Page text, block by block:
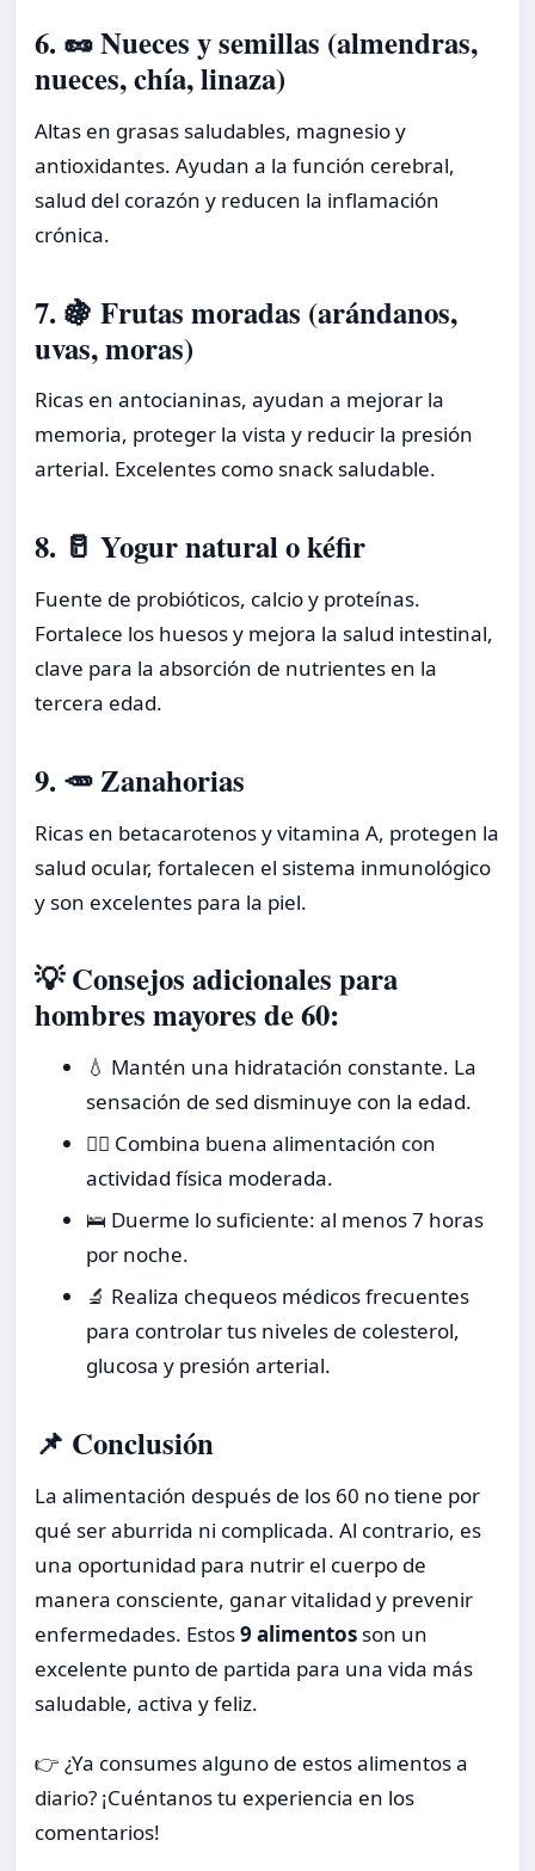
6. 🥜 Nueces y semillas (almendras,
nueces, chía, linaza)
Altas en grasas saludables, magnesio y
antioxidantes. Ayudan a la función cerebral,
salud del corazón y reducen la inflamación
crónica.
7. 🍇 Frutas moradas (arándanos,
uvas, moras)
Ricas en antocianinas, ayudan a mejorar la
memoria, proteger la vista y reducir la presión
arterial. Excelentes como snack saludable.
8. 🥛 Yogur natural o kéfir
Fuente de probióticos, calcio y proteínas.
Fortalece los huesos y mejora la salud intestinal,
clave para la absorción de nutrientes en la
tercera edad.
9. 🥕 Zanahorias
Ricas en betacarotenos y vitamina A, protegen la
salud ocular, fortalecen el sistema inmunológico
y son excelentes para la piel.
💡 Consejos adicionales para
hombres mayores de 60:
💧 Mantén una hidratación constante. La
sensación de sed disminuye con la edad.
🚶‍♂️ Combina buena alimentación con
actividad física moderada.
🛌 Duerme lo suficiente: al menos 7 horas
por noche.
🔬 Realiza chequeos médicos frecuentes
para controlar tus niveles de colesterol,
glucosa y presión arterial.
📌 Conclusión
La alimentación después de los 60 no tiene por
qué ser aburrida ni complicada. Al contrario, es
una oportunidad para nutrir el cuerpo de
manera consciente, ganar vitalidad y prevenir
enfermedades. Estos9 alimentos son un
excelente punto de partida para una vida más
saludable, activa y feliz.
👉 ¿Ya consumes alguno de estos alimentos a
diario? ¡Cuéntanos tu experiencia en los
comentarios!